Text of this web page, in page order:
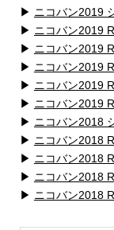
▶ ニコバン2019
▶ ニコバン2019
▶ ニコバン2019
▶ ニコバン2019
▶ ニコバン2019
▶ ニコバン2019
▶ ニコバン2018
▶ ニコバン2018
▶ ニコバン2018
▶ ニコバン2018
▶ ニコバン2018